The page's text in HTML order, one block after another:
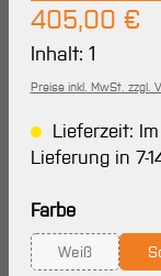
Regulärer Preis:
405,00 €
Inhalt: 1
Preise inkl. MwSt. zzgl.
Lieferzeit:
Lieferung in 7-
Farbeauswählen
Weiß
(Diese